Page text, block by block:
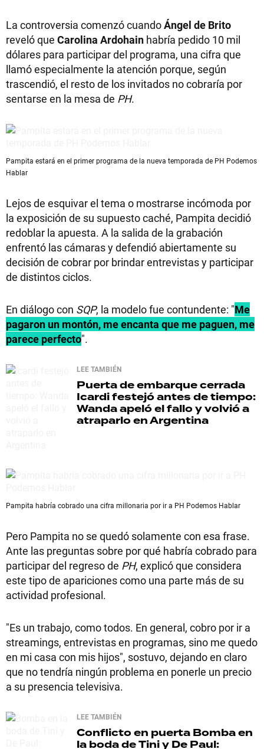
La controversia comenzó cuandoÁngel de Brito
reveló que Carolina Ardohain habría pedido 10 mil
dólares para participar del programa, una cifra que
llamó especialmente la atención porque, según
trascendió, el resto de los invitados no cobraría por
sentarse en la mesa de PH.
Pampita estará en el primer programa de la nueva temporada de PH Podemos
Hablar
Lejos de esquivar el tema o mostrarse incómoda por
la exposición de su supuesto caché, Pampita decidió
redoblar la apuesta. A la salida de la grabación
enfrentó las cámaras y defendió abiertamente su
decisión de cobrar por brindar entrevistas y participar
de distintos ciclos.
En diálogo con SQP, la modelo fue contundente: "Me
pagaron un montón, me encanta que me paguen, me
parece perfecto".
LEE TAMBIÉN
Puerta de embarque cerrada
Icardi festejó antes de tiempo:
Wanda apeló el fallo y volvió a
atraparlo en Argentina
Pampita habría cobrado una cifra millonaria por ir a PH Podemos Hablar
Pero Pampita no se quedó solamente con esa frase.
Ante las preguntas sobre por qué habría cobrado para
participar del regreso de PH, explicó que considera
este tipo de apariciones como una parte más de su
actividad profesional.
"Es un trabajo, como todos. En general, cobro por ir a
streamings, entrevistas en programas, sino me quedo
en mi casa con mis hijos", sostuvo, dejando en claro
que no tendría ningún problema en ponerle un precio
a su presencia televisiva.
LEE TAMBIÉN
Conflicto en puerta Bomba en
la boda de Tini y De Paul: